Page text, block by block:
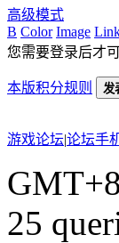
高级模式
B Color Image
您需要登录后才
本版积分规则 发
游戏论坛|论坛手
25